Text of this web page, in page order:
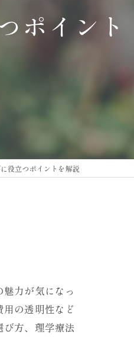
ポイント
役立つポイントを解説
力が気になっ
の透明性など
方、理学療法